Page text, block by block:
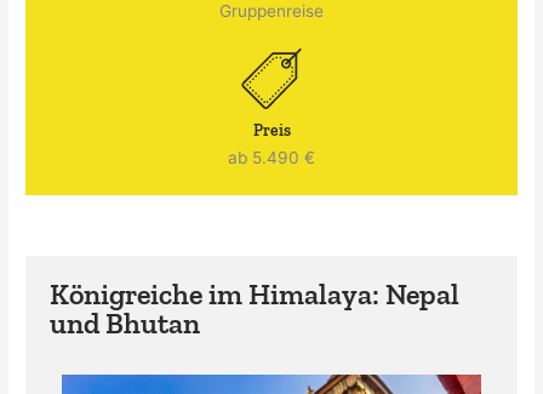
Gruppenreise
Preis
ab 5.490 €
Königreiche im Himalaya: Nepal
und Bhutan